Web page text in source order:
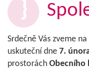
Srdečně Vás zveme na
uskuteční dne 7.
prostorách Obecního